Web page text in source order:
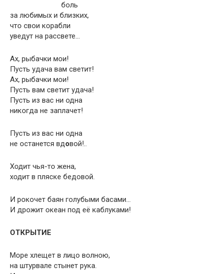
боль
за любимых и близких,
что свои корабли
уведут на рассвете…
Ах, рыбачки мои!
Пусть удача вам светит!
Ах, рыбачки мои!
Пусть вам светит удача!
Пусть из вас ни одна
никогда не заплачет!
Пусть из вас ни одна
не останется вдовой!..
Ходит чья-то жена,
ходит в пляске бедовой.
И рокочет баян голубыми басами…
И дрожит океан под её каблуками!
ОТКРЫТИЕ
Море хлещет в лицо волною,
на штурвале стынет рука.